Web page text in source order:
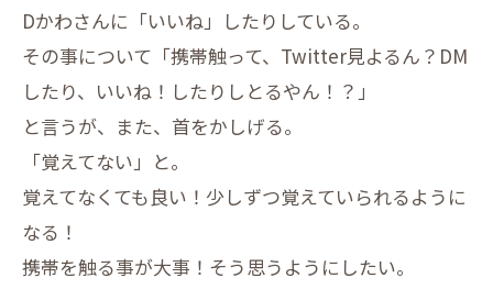
Dかわさんに「いいね」したりしている。
その事について「携帯触って、Twitter見よるん？DM
したり、いいね！したりしとるやん！？」
と言うが、また、首をかしげる。
「覚えてない」と。
覚えてなくても良い！少しずつ覚えていられるように
なる！
携帯を触る事が大事！そう思うようにしたい。